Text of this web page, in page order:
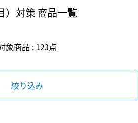
）対策 商品一覧
象商品 : 123点
絞り込み